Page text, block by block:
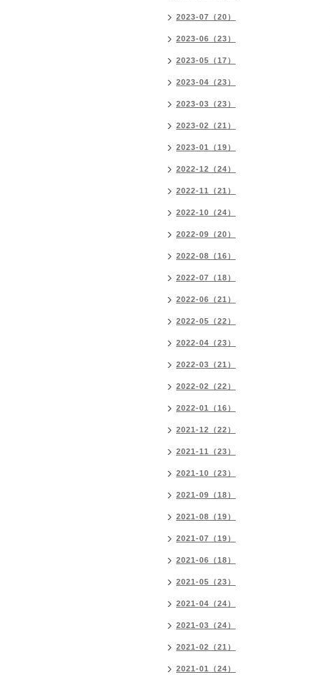
2023-07（20）
2023-06（23）
2023-05（17）
2023-04（23）
2023-03（23）
2023-02（21）
2023-01（19）
2022-12（24）
2022-11（21）
2022-10（24）
2022-09（20）
2022-08（16）
2022-07（18）
2022-06（21）
2022-05（22）
2022-04（23）
2022-03（21）
2022-02（22）
2022-01（16）
2021-12（22）
2021-11（23）
2021-10（23）
2021-09（18）
2021-08（19）
2021-07（19）
2021-06（18）
2021-05（23）
2021-04（24）
2021-03（24）
2021-02（21）
2021-01（24）